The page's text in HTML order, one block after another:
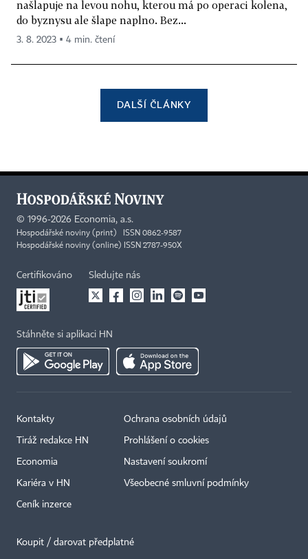
našlapuje na levou nohu, kterou má po operaci kolena,
do byznysu ale šlape naplno. Bez...
3. 8. 2023 ▪ 4 min. čtení
DALŠÍ ČLÁNKY
© 1996-2026 Economia, a.s.
Hospodářské noviny (print) ISSN 0862-9587
Hospodářské noviny (online) ISSN 2787-950X
Certifikováno Sledujte nás
Stáhněte si aplikaci HN
Kontakty
Tiráž redakce HN
Economia
Kariéra v HN
Ceník inzerce
Ochrana osobních údajů
Prohlášení o cookies
Nastavení soukromí
Všeobecné smluvní podmínky
Koupit / darovat předplatné